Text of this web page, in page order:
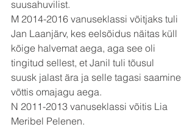
suusahuvilist.
M 2014-2016 vanuseklassi võitjaks tuli
Jan Laanjärv, kes eelsõidus näitas küll
kõige halvemat aega, aga see oli
tingitud sellest, et Janil tuli tõusul
suusk jalast ära ja selle tagasi saamine
võttis omajagu aega.
N 2011-2013 vanuseklassi võitis Lia
Meribel Pelenen.